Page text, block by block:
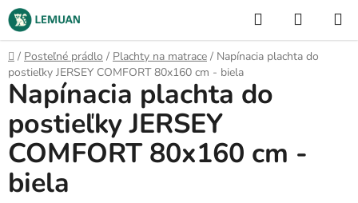
Prejsť
na
obsah
Hľadať
KOŠÍK
Domov
/ Posteľné prádlo / Plachty na matrace / Napínacia plachta do
postieľky JERSEY COMFORT 80x160 cm - biela
Napínacia plachta do
postieľky JERSEY
COMFORT 80x160 cm -
biela